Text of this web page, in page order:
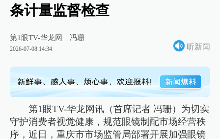
条计量监督检查
第1眼TV-华龙网 冯珊
2026-07-08 14:34 听新闻
第1眼TV-华龙网讯（首席记者 冯珊）为切实
守护消费者视觉健康，规范眼镜制配市场经营秩
序，近日，重庆市市场监管局部署开展加强眼镜